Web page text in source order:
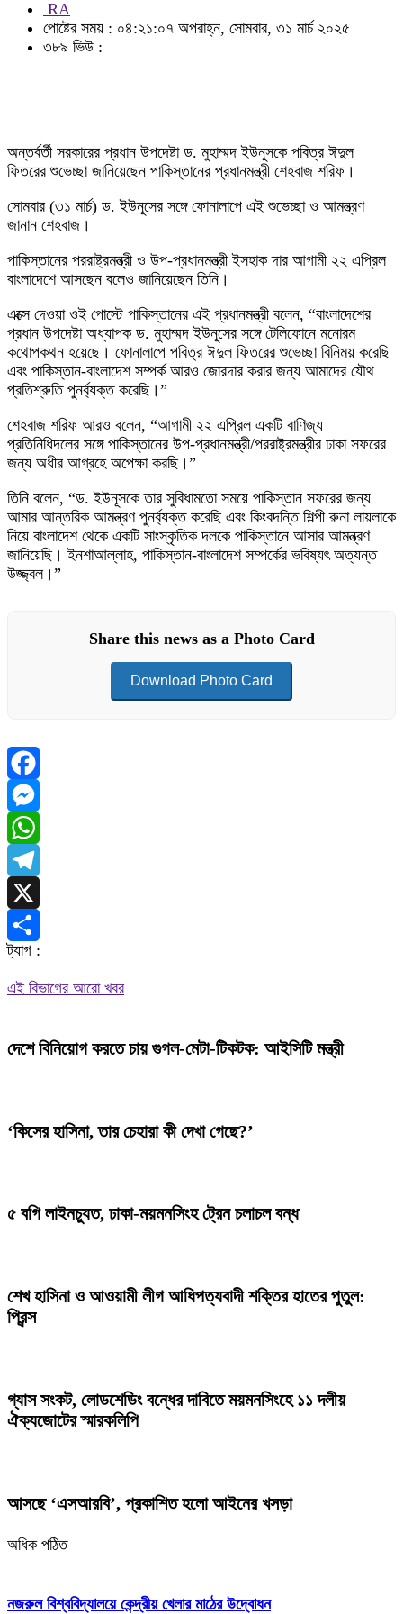
RA
পোষ্টের সময় : ০৪:২১:০৭ অপরাহ্ন, সোমবার, ৩১ মার্চ ২০২৫
৩৮৯ ভিউ :
অন্তর্বর্তী সরকারের প্রধান উপদেষ্টা ড. মুহাম্মদ ইউনূসকে পবিত্র ঈদুল
ফিতরের শুভেচ্ছা জানিয়েছেন পাকিস্তানের প্রধানমন্ত্রী শেহবাজ শরিফ।
সোমবার (৩১ মার্চ) ড. ইউনূসের সঙ্গে ফোনালাপে এই শুভেচ্ছা ও আমন্ত্রণ
জানান শেহবাজ।
পাকিস্তানের পররাষ্ট্রমন্ত্রী ও উপ-প্রধানমন্ত্রী ইসহাক দার আগামী ২২ এপ্রিল
বাংলাদেশে আসছেন বলেও জানিয়েছেন তিনি।
এক্সে দেওয়া ওই পোস্টে পাকিস্তানের এই প্রধানমন্ত্রী বলেন, “বাংলাদেশের
প্রধান উপদেষ্টা অধ্যাপক ড. মুহাম্মদ ইউনূসের সঙ্গে টেলিফোনে মনোরম
কথোপকথন হয়েছে। ফোনালাপে পবিত্র ঈদুল ফিতরের শুভেচ্ছা বিনিময় করেছি
এবং পাকিস্তান-বাংলাদেশ সম্পর্ক আরও জোরদার করার জন্য আমাদের যৌথ
প্রতিশ্রুতি পুনর্ব্যক্ত করেছি।”
শেহবাজ শরিফ আরও বলেন, “আগামী ২২ এপ্রিল একটি বাণিজ্য
প্রতিনিধিদলের সঙ্গে পাকিস্তানের উপ-প্রধানমন্ত্রী/পররাষ্ট্রমন্ত্রীর ঢাকা সফরের
জন্য অধীর আগ্রহে অপেক্ষা করছি।”
তিনি বলেন, “ড. ইউনূসকে তার সুবিধামতো সময়ে পাকিস্তান সফরের জন্য
আমার আন্তরিক আমন্ত্রণ পুনর্ব্যক্ত করেছি এবং কিংবদন্তি শিল্পী রুনা লায়লাকে
নিয়ে বাংলাদেশ থেকে একটি সাংস্কৃতিক দলকে পাকিস্তানে আসার আমন্ত্রণ
জানিয়েছি। ইনশাআল্লাহ, পাকিস্তান-বাংলাদেশ সম্পর্কের ভবিষ্যৎ অত্যন্ত
উজ্জ্বল।”
Share this news as a Photo Card
Download Photo Card
Facebook
Messenger
WhatsApp
Telegram
X
Share
ট্যাগ :
এই বিভাগের আরো খবর
দেশে বিনিয়োগ করতে চায় গুগল-মেটা-টিকটক: আইসিটি মন্ত্রী
‘কিসের হাসিনা, তার চেহারা কী দেখা গেছে?’
৫ বগি লাইনচ্যুত, ঢাকা-ময়মনসিংহ ট্রেন চলাচল বন্ধ
শেখ হাসিনা ও আওয়ামী লীগ আধিপত্যবাদী শক্তির হাতের পুতুল:
প্রিন্স
গ্যাস সংকট, লোডশেডিং বন্ধের দাবিতে ময়মনসিংহে ১১ দলীয়
ঐক্যজোটের স্মারকলিপি
আসছে ‘এসআরবি’, প্রকাশিত হলো আইনের খসড়া
অধিক পঠিত
নজরুল বিশ্ববিদ্যালয়ে কেন্দ্রীয় খেলার মাঠের উদ্বোধন